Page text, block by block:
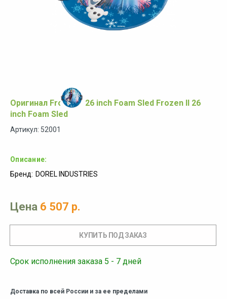
Оригинал Frozen II 26 inch Foam Sled Frozen II 26
inch Foam Sled
Артикул: 52001
Описание:
Бренд: DOREL INDUSTRIES
Цена 6 507 р.
Срок исполнения заказа 5 - 7 дней
Доставка по всей России и за ее пределами